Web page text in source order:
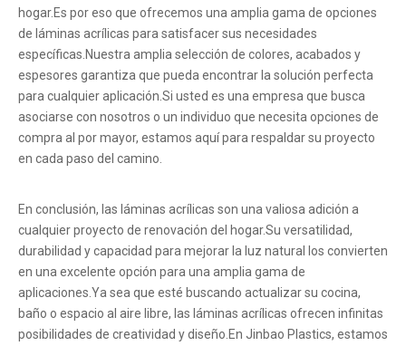
hogar.Es por eso que ofrecemos una amplia gama de opciones
de láminas acrílicas para satisfacer sus necesidades
específicas.Nuestra amplia selección de colores, acabados y
espesores garantiza que pueda encontrar la solución perfecta
para cualquier aplicación.Si usted es una empresa que busca
asociarse con nosotros o un individuo que necesita opciones de
compra al por mayor, estamos aquí para respaldar su proyecto
en cada paso del camino.
En conclusión, las láminas acrílicas son una valiosa adición a
cualquier proyecto de renovación del hogar.Su versatilidad,
durabilidad y capacidad para mejorar la luz natural los convierten
en una excelente opción para una amplia gama de
aplicaciones.Ya sea que esté buscando actualizar su cocina,
baño o espacio al aire libre, las láminas acrílicas ofrecen infinitas
posibilidades de creatividad y diseño.En Jinbao Plastics, estamos